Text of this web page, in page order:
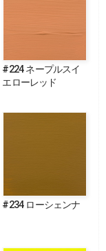
#224 ネープルスイ
エローレッド
#234 ローシェンナ